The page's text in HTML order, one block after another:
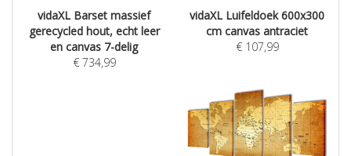
vidaXL Barset massief
gerecycled hout, echt leer
en canvas 7-delig
€ 734,99
vidaXL Luifeldoek 600x300
cm canvas antraciet
€ 107,99